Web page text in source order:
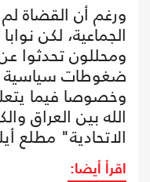
ورغم أن القضاة
الجماعية، لكن
ومحللون تحدثوا
ضغوطات سياسية
وخصوصا فيما
الله بين العراق
الاتحادية" مطلع أيلول
اقرأ أيضا: